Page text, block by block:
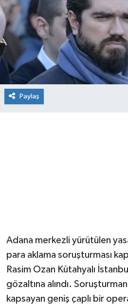
Paylaş
Adana merkezli yürütülen
para aklama soruşturması
Rasim Ozan Kütahyalı
gözaltına alındı.
kapsayan geniş çaplı bir